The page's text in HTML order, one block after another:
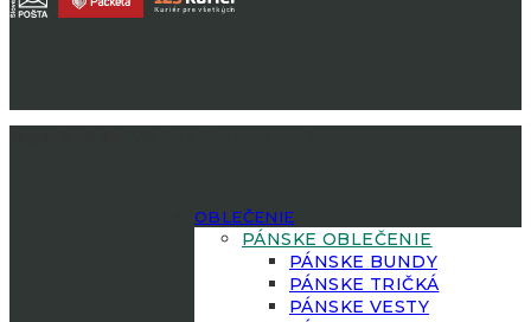
OBLEČENIE
PÁNSKE OBLEČENIE
PÁNSKE BUNDY
PÁNSKE TRIČKÁ
PÁNSKE VESTY